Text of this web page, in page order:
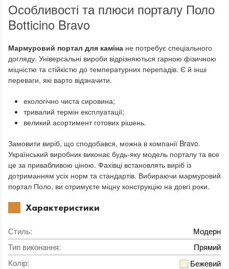
Особливості та плюси порталу Поло
Botticino Bravo
Мармуровий портал для каміна не потребує спеціального
догляду. Універсальні вироби відрізняються гарною фізичною
міцністю та стійкістю до температурних перепадів. Є й інші
переваги, які варто відзначити.
екологічно чиста сировина;
тривалий термін експлуатації;
великий асортимент готових рішень.
Замовити виріб, що сподобався, можна в компанії Bravo.
Український виробник виконає будь-яку модель порталу та все
це за привабливою ціною. Фахівці встановлять виріб із
дотриманням усіх норм та стандартів. Вибираючи мармуровий
портал Поло, ви отримуєте міцну конструкцію на довгі роки.
Характеристики
Стиль:
Модерн
Тип виконання:
Прямий
Колір:
Бежевий